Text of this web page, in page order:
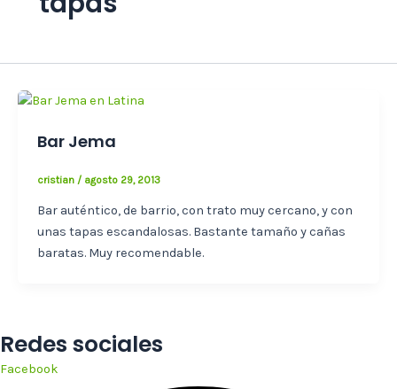
Bar Jema
cristian / agosto 29, 2013
Bar auténtico, de barrio, con trato muy cercano, y con
unas tapas escandalosas. Bastante tamaño y cañas
baratas. Muy recomendable.
Redes sociales
Facebook